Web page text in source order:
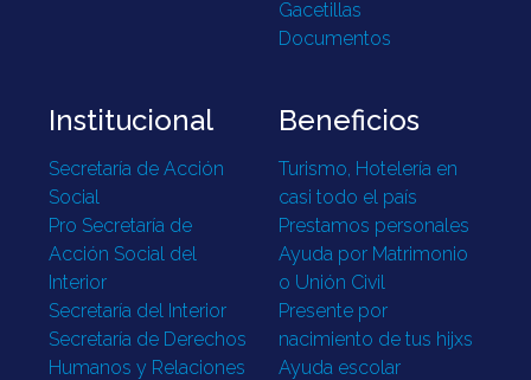
Gacetillas
Documentos
Institucional
Secretaría de Acción
Social
Pro Secretaría de
Acción Social del
Interior
Secretaría del Interior
Secretaría de Derechos
Humanos y Relaciones
Beneficios
Turismo, Hotelería en
casi todo el país
Prestamos personales
Ayuda por Matrimonio
o Unión Civil
Presente por
nacimiento de tus hijxs
Ayuda escolar